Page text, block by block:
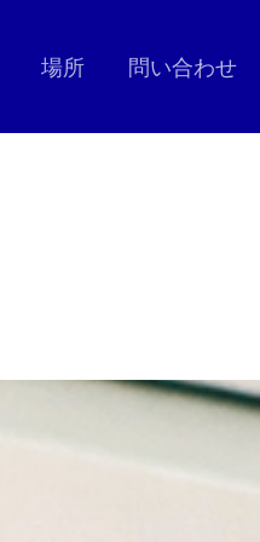
場所 問い合わせ